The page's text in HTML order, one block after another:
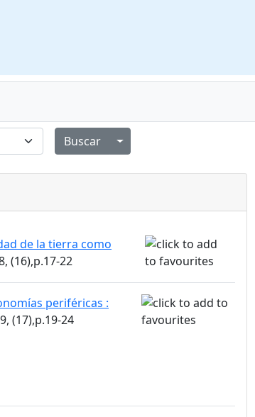
Alternar menú desplegable
de la tierra como
(16),p.17-22
periféricas :
(17),p.19-24